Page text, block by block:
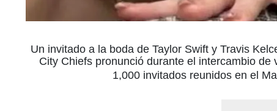
Un invitado a la boda de Taylor Swift y Travis
City Chiefs pronunció durante el intercambio
1,000 invitados reunidos en el